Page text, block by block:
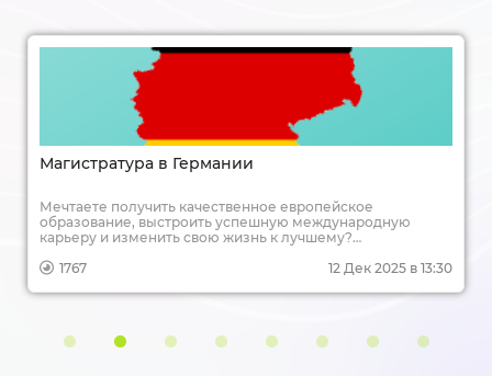
Магистратура в Германии
Мечтаете получить качественное европейское
образование, выстроить успешную международную
карьеру и изменить свою жизнь к лучшему?
и доступных путей для достижения этих целей. Учеба в
перспективы трудоустройства в ведущих компаниях — все
подробно разберем, как покорить немецкую
1767 12 Дек 2025 в 13:30